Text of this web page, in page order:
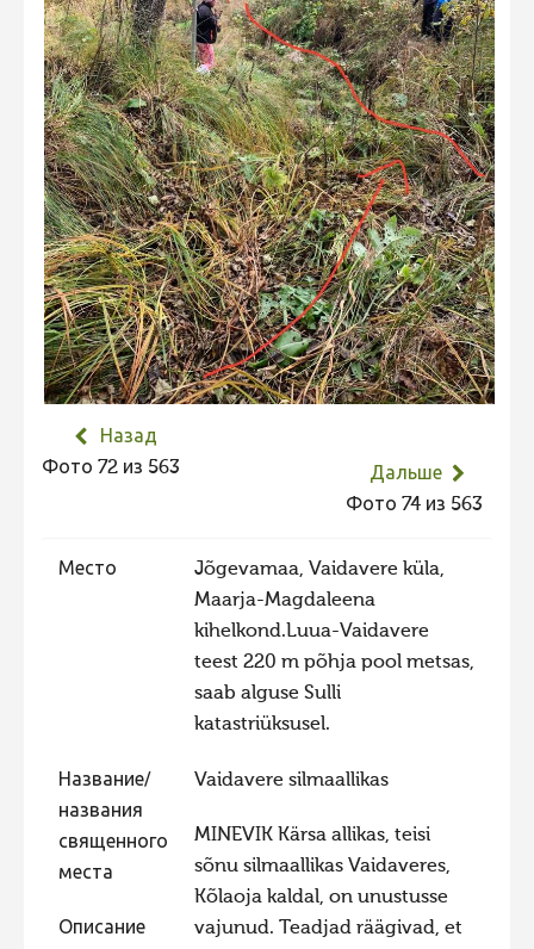
Не учитываются 2023
Видео 2023
Фотоконкурс 2022
Не учитываются 2022
Видео 2022
Фотоконкурс 2021
Видео 2021
Фотоконкурс 2020
Видео 2020
Фотоконкурс 2019
Фотоконкурс 2018
Фотоконкурс 2015
Фотоконкурс 2014
Фотоконкурс 2012
Фотоконкурс 2011
Фотоконкурс 2010
Фотоконкурс 2009
Фотоконкурс 2008
Назад
Фото 72 из 563
Дальше
Фото 74 из 563
Место
Jõgevamaa, Vaidavere küla,
Maarja-Magdaleena
kihelkond.Luua-Vaidavere
teest 220 m põhja pool metsas,
saab alguse Sulli
katastriüksusel.
Название/
названия
священного
места
Vaidavere silmaallikas
Описание
MINEVIK Kärsa allikas, teisi
sõnu silmaallikas Vaidaveres,
Kõlaoja kaldal, on unustusse
vajunud. Teadjad räägivad, et